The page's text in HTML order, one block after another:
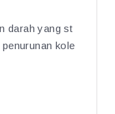
darah yang st
kole